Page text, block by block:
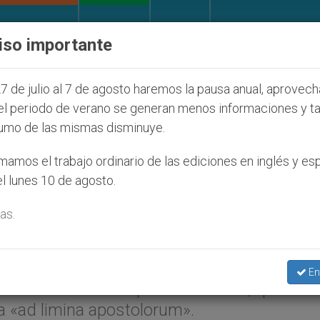
que afecta a cristianos (y no sólo) en Tierra Santa
de Ruanda en visita «ad
2005 (
).- Benedicto XVI
a los obispos de Ruanda, que han
«ad limina apostolorum».
importante
de julio al 7 de agosto haremos la pausa anual,
periodo de verano se generan menos informaciones y
de las mismas disminuye.
el trabajo ordinario de las ediciones en inglés y
lunes 10 de agosto.